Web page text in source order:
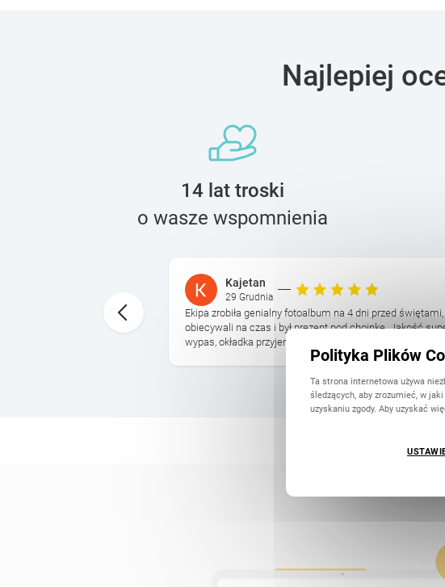
Najlepiej
14 lat troski
o wasze wspomnienia
Kajetan
29 Grudnia
Ekipa zrobiła genialny fotoalbum na 4 dni przed świętami,
obiecywali na czas i był prezent pod choinkę. Jakość
wypas, okładka przyjemna, do tego jeszcze bony zniżkowe
Polityka Plików
Ta strona internetowa używa
śledzących, aby zrozumieć, w
uzyskaniu zgody. Aby uzyskać